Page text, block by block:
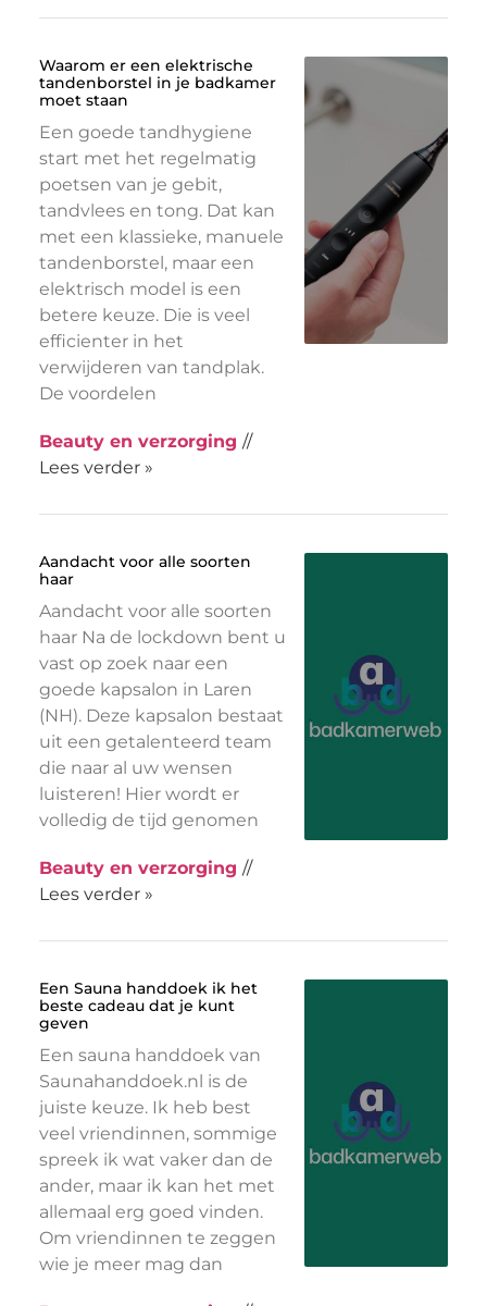
Waarom er een elektrische
tandenborstel in je badkamer
moet staan
Een goede tandhygiene
start met het regelmatig
poetsen van je gebit,
tandvlees en tong. Dat kan
met een klassieke, manuele
tandenborstel, maar een
elektrisch model is een
betere keuze. Die is veel
efficienter in het
verwijderen van tandplak.
De voordelen
Beauty en verzorging //
Lees verder »
Aandacht voor alle soorten
haar
Aandacht voor alle soorten
haar Na de lockdown bent u
vast op zoek naar een
goede kapsalon in Laren
(NH). Deze kapsalon bestaat
uit een getalenteerd team
die naar al uw wensen
luisteren! Hier wordt er
volledig de tijd genomen
Beauty en verzorging //
Lees verder »
Een Sauna handdoek ik het
beste cadeau dat je kunt
geven
Een sauna handdoek van
Saunahanddoek.nl is de
juiste keuze. Ik heb best
veel vriendinnen, sommige
spreek ik wat vaker dan de
ander, maar ik kan het met
allemaal erg goed vinden.
Om vriendinnen te zeggen
wie je meer mag dan